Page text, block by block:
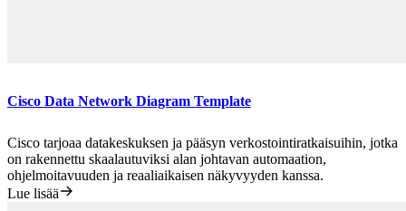
Cisco Data Network Diagram Template
Cisco tarjoaa datakeskuksen ja pääsyn verkostointiratkaisuihin, jotka
on rakennettu skaalautuviksi alan johtavan automaation,
ohjelmoitavuuden ja reaaliaikaisen näkyvyyden kanssa.
Lue lisää